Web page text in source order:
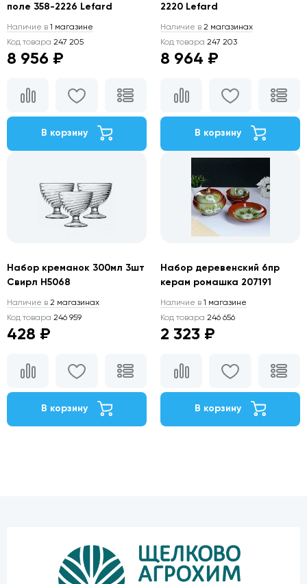
поле 358-2226 Lefard
Наличие в 1 магазине
Код товара 247 205
8 956 ₽
В корзину
2220 Lefard
Наличие в 2 магазинах
Код товара 247 203
8 964 ₽
В корзину
Набор креманок 300мл 3шт
Свирл H5068
Наличие в 2 магазинах
Код товара 246 959
428 ₽
В корзину
Набор деревенский 6пр
керам ромашка 207191
Наличие в 1 магазине
Код товара 246 656
2 323 ₽
В корзину